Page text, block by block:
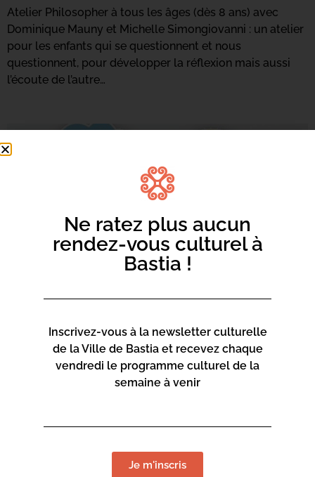
Atelier Philosopher à tous les âges (dès 8 ans) avec
Dominique Mauny et Michelle Simongiovanni : un atelier
pour les enfants qui se questionnent et nous
questionnent, pour développer la réflexion mais aussi
l’écoute de l’autre…
LIEU DE L'ÉVÉNEMENT
Ne ratez plus aucun
rendez-vous culturel à
Bastia !
Inscrivez-vous à la newsletter culturelle
de la Ville de Bastia et recevez chaque
vendredi le programme culturel de la
semaine à venir
Je m'inscris